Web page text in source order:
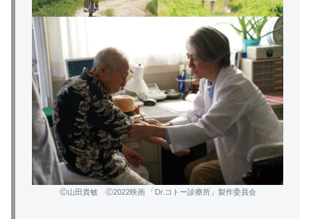
Ⓒ山田貴敏 Ⓒ2022映画 「Dr.コトー診療所」製作委員会